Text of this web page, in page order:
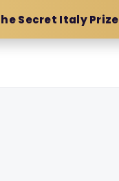
Secret Italy Prize